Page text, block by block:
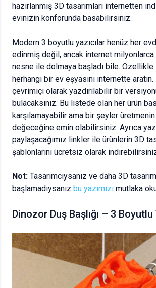
hazırlanmış 3D tasarımları internetten
evinizin konforunda basabilirsiniz.
Modern 3 boyutlu yazıcılar henüz her
edinmiş değil, ancak internet milyonlarca
nesne ile dolmaya başladı bile. Özellikle
herhangi bir ev eşyasını internette
çevrimiçi olarak yazdırılabilir bir
bulacaksınız. Bu listede olan her ürün
karşılamayabilir ama bir şeyler
değeceğine emin olabilirsiniz. Ayrıca
paylaşacağımız linkler ile ürünlerin 3D
şablonlarını ücretsiz olarak
Not: Tasarımcıysanız ve daha 3D
başlamadıysanız bu yazımızı mutlaka
Dinozor Duş Başlığı – 3 Boyutlu